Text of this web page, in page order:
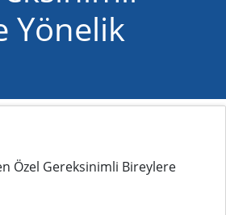
Yönelik
Özel Gereksinimli Bireylere